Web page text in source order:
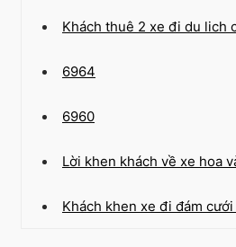
Khách thuê 2 xe đi du lich
6964
6960
Lời khen khách về xe hoa
Khách khen xe đi đám